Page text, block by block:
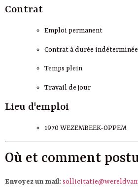
Contrat
Emploi permanent
Contrat à durée indéterminée
Temps plein
Travail de jour
Lieu d'emploi
1970 WEZEMBEEK-OPPEM
Où et comment
Envoyez un mail: